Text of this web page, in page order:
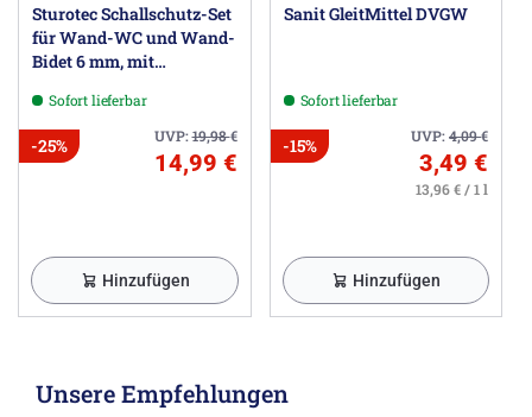
Sturotec Schallschutz-Set
für Wand-WC und Wand-
Bidet 6 mm, mit
Sofort lieferbar
UVP:19,98€
-25%
14,99 €
Hinzufügen
Sanit GleitMittel DVGW
Sofort lieferbar
UVP:4,09€
-15%
3,49 €
13,96 € / 1 l
Hinzufügen
Unsere Empfehlungen